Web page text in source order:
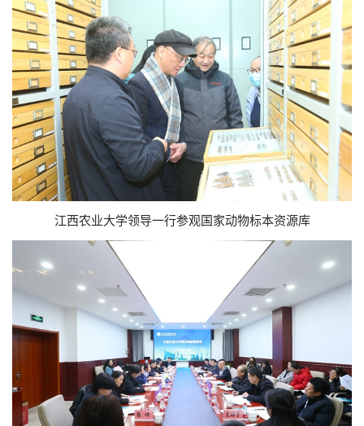
江西农业大学领导一行参观国家动物标本资源库